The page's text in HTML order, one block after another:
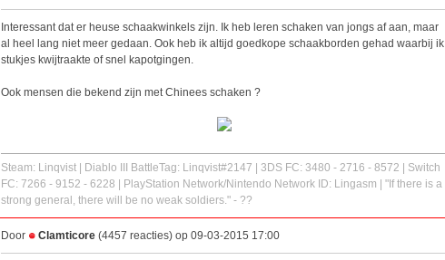
Interessant dat er heuse schaakwinkels zijn. Ik heb leren schaken van jongs af aan, maar
al heel lang niet meer gedaan. Ook heb ik altijd goedkope schaakborden gehad waarbij ik
stukjes kwijtraakte of snel kapotgingen.
Ook mensen die bekend zijn met Chinees schaken ?
Steam: Linqvist | Diablo III BattleTag: Linqvist#2147 | 3DS FC: 3480 - 2716 - 8572 | Switch
FC: 7266 - 9152 - 6228 | PlayStation Network/Nintendo Network ID: Lingasm | "If there is a
strong general, there will be no weak soldiers." - ??
Door Clamticore (4457 reacties) op 09-03-2015 17:00